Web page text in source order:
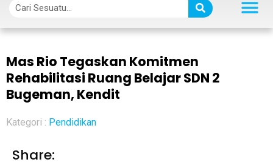
Mas Rio Tegaskan Komitmen
Rehabilitasi Ruang Belajar SDN 2
Bugeman, Kendit
Kategori : Pendidikan
Share: